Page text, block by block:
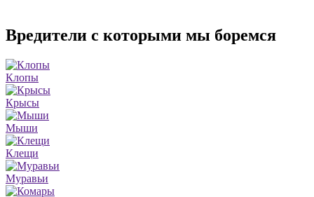
Вредители с которыми мы боремся
Клопы
Крысы
Мыши
Клещи
Муравьи